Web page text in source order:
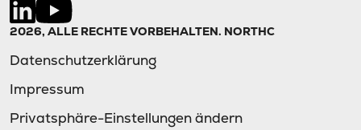
2026, ALLE RECHTE VORBEHALTEN. NORTHC
Datenschutzerklärung
Impressum
Privatsphäre-Einstellungen ändern